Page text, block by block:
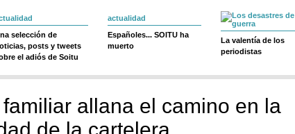
selección de
posts y tweets
el adiós de Soitu
actualidad
Españoles... SOITU ha
muerto
La valentía de los
periodistas
allana el camino en la